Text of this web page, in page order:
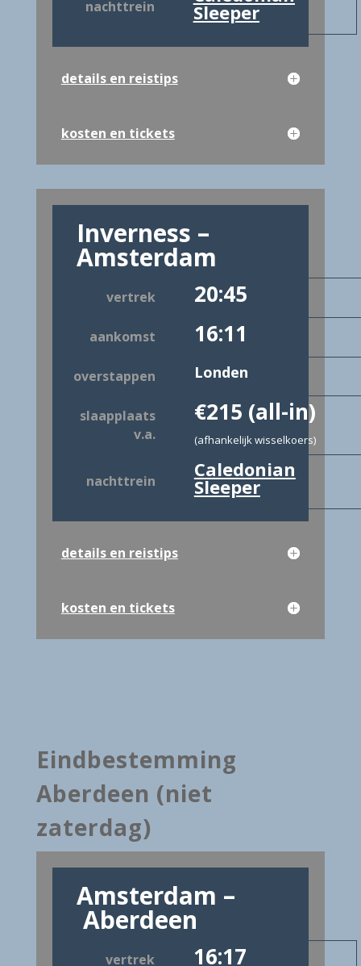
nachttrein Sleeper
details en reistips
kosten en tickets
Inverness –
Amsterdam
vertrek 20:45
aankomst 16:11
overstappen Londen
slaapplaats
v.a.
€215 (all-in)
(afhankelijk wisselkoers)
nachttrein Caledonian
Sleeper
details en reistips
kosten en tickets
Eindbestemming
Aberdeen (niet
zaterdag)
Amsterdam –
Aberdeen
vertrek 16:17